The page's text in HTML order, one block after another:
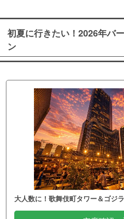
初夏に行きたい！2026年バ
ン
大人数に！歌舞伎町タワー＆ゴジ